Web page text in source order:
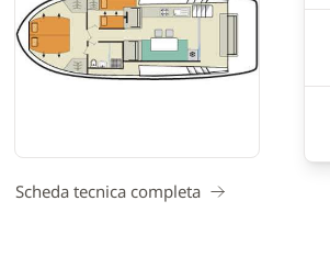
Scheda tecnica completa